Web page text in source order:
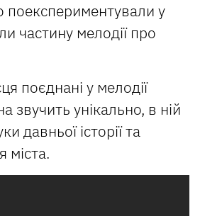
поекспериментували у
частину мелодії про
поєднані у мелодії
звучить унікально, в ній
давньої історії та
міста.